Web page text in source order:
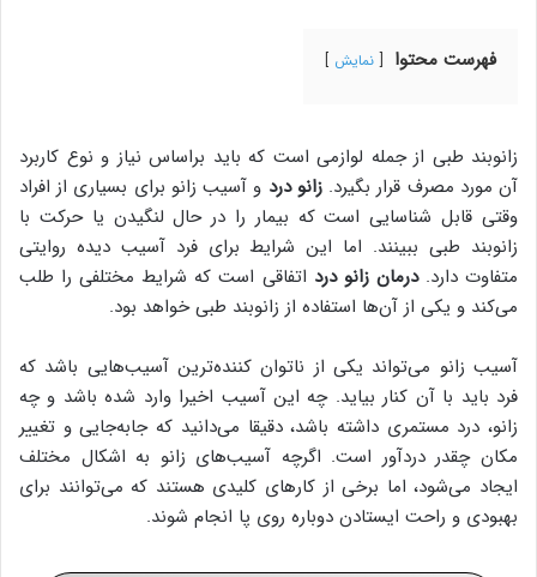
فهرست محتوا نمایش
زانوبند طبی از جمله لوازمی است که باید براساس نیاز و نوع کاربرد
آن مورد مصرف قرار بگیرد.زانو درد و آسیب زانو برای بسیاری از افراد
وقتی قابل شناسایی است که بیمار را در حال لنگیدن یا حرکت با
زانوبند طبی ببینند. اما این شرایط برای فرد آسیب دیده روایتی
متفاوت دارد.درمان زانو درد اتفاقی است که شرایط مختلفی را طلب
می‌کند و یکی از آن‌ها استفاده از زانوبند طبی خواهد بود.
آسیب زانو می‌تواند یکی از ناتوان کننده‌ترین آسیب‌هایی باشد که
فرد باید با آن کنار بیاید. چه این آسیب اخیرا وارد شده باشد و چه
زانو، درد مستمری داشته باشد، دقیقا می‌دانید که جابه‌جایی و تغییر
مکان چقدر دردآور است. اگرچه آسیب‌های زانو به اشکال مختلف
ایجاد می‌شود، اما برخی از کارهای کلیدی هستند که می‌توانند برای
بهبودی و راحت ایستادن دوباره روی پا انجام شوند.